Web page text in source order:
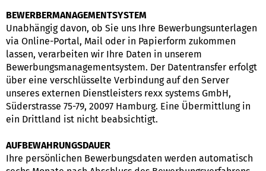
BEWERBERMANAGEMENTSYSTEM
Unabhängig davon, ob Sie uns Ihre Bewerbungsunterlagen
via Online-Portal, Mail oder in Papierform zukommen
lassen, verarbeiten wir Ihre Daten in unserem
Bewerbungsmanagementsystem. Der Datentransfer erfolgt
über eine verschlüsselte Verbindung auf den Server
unseres externen Dienstleisters rexx systems GmbH,
Süderstrasse 75-79, 20097 Hamburg. Eine Übermittlung in
ein Drittland ist nicht beabsichtigt.
AUFBEWAHRUNGSDAUER
Ihre persönlichen Bewerbungsdaten werden automatisch